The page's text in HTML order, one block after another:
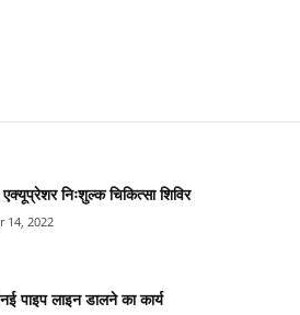
निःशुल्क चिकित्सा शिविर
14, 2022
पाइप लाइन डालने का कार्य